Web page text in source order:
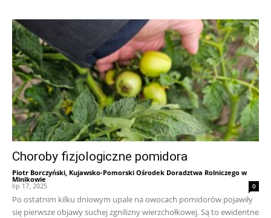
Choroby fizjologiczne pomidora
Piotr Borczyński, Kujawsko-Pomorski Ośrodek Doradztwa Rolniczego w
Minikowie -
lip 17, 2025 0
Po ostatnim kilku dniowym upale na owocach pomidorów pojawiły
się pierwsze objawy suchej zgnilizny wierzchołkowej. Są to ewidentne